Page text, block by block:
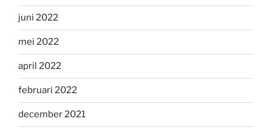
juni 2022
mei 2022
april 2022
februari 2022
december 2021